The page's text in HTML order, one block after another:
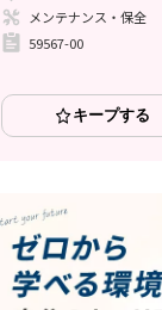
メンテナンス・保全
59567-00
キープする